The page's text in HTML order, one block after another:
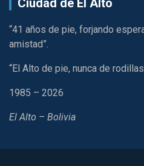
Ciudad de El Alto
“41 años de pie, forjando
amistad”.
“El Alto de pie, nunca de
1985 – 2026
El Alto – Bolivia